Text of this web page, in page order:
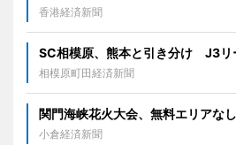
香港経済新聞
SC相模原、熊本と引き分け J3リ
相模原町田経済新聞
関門海峡花火大会、無料エリアな
小倉経済新聞